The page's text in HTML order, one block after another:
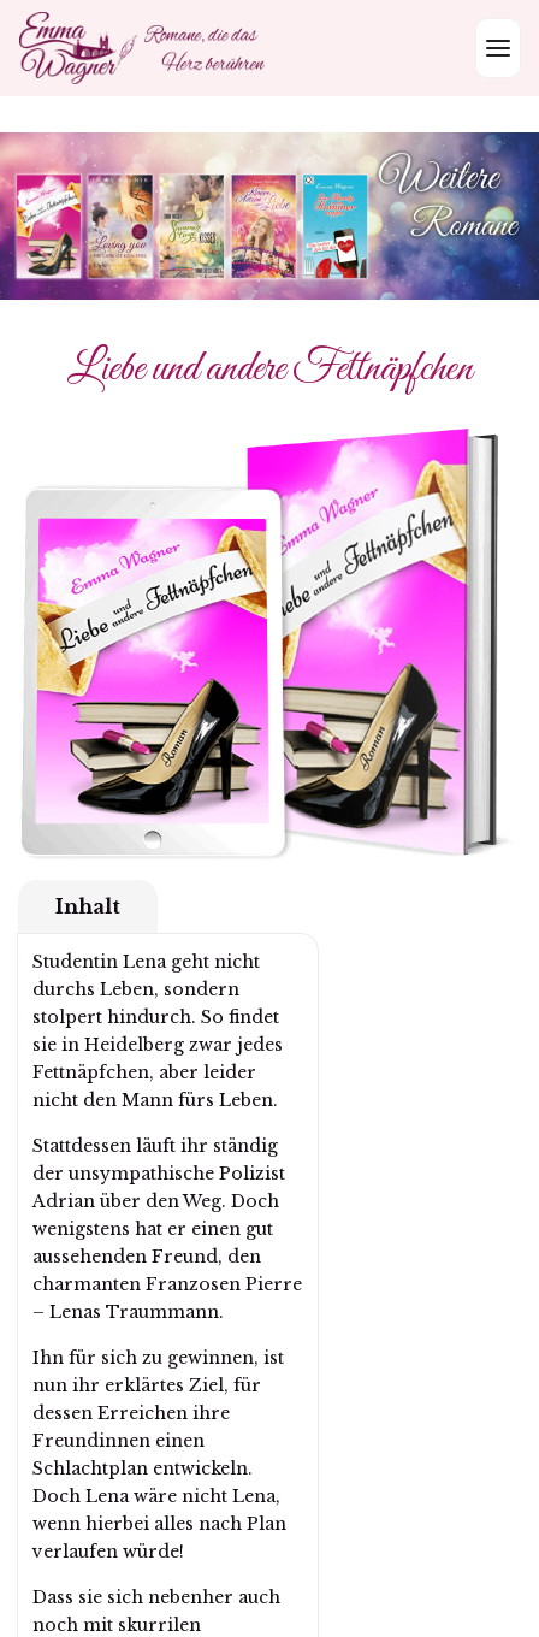
Skip to content
Liebe und andere Fettnäpfchen
Inhalt
Studentin Lena geht nicht
durchs Leben, sondern
stolpert hindurch. So findet
sie in Heidelberg zwar jedes
Fettnäpfchen, aber leider
nicht den Mann fürs Leben.
Stattdessen läuft ihr ständig
der unsympathische Polizist
Adrian über den Weg. Doch
wenigstens hat er einen gut
aussehenden Freund, den
charmanten Franzosen Pierre
– Lenas Traummann.
Ihn für sich zu gewinnen, ist
nun ihr erklärtes Ziel, für
dessen Erreichen ihre
Freundinnen einen
Schlachtplan entwickeln.
Doch Lena wäre nicht Lena,
wenn hierbei alles nach Plan
verlaufen würde!
Dass sie sich nebenher auch
noch mit skurrilen